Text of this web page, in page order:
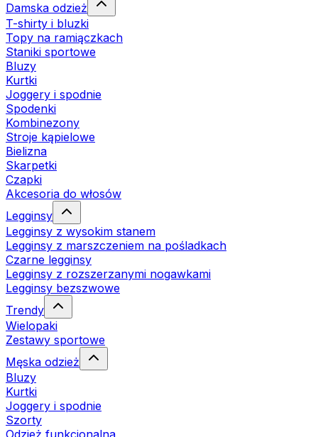
Damska odzież
T-shirty i bluzki
Topy na ramiączkach
Staniki sportowe
Bluzy
Kurtki
Joggery i spodnie
Spodenki
Kombinezony
Stroje kąpielowe
Bielizna
Skarpetki
Czapki
Akcesoria do włosów
Legginsy
Legginsy z wysokim stanem
Legginsy z marszczeniem na pośladkach
Czarne legginsy
Legginsy z rozszerzanymi nogawkami
Legginsy bezszwowe
Trendy
Wielopaki
Zestawy sportowe
Męska odzież
Bluzy
Kurtki
Joggery i spodnie
Szorty